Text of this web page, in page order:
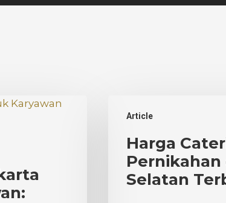
Article
Catering
Jakarta
Selatan
Harga
Pernikahan
Selatan